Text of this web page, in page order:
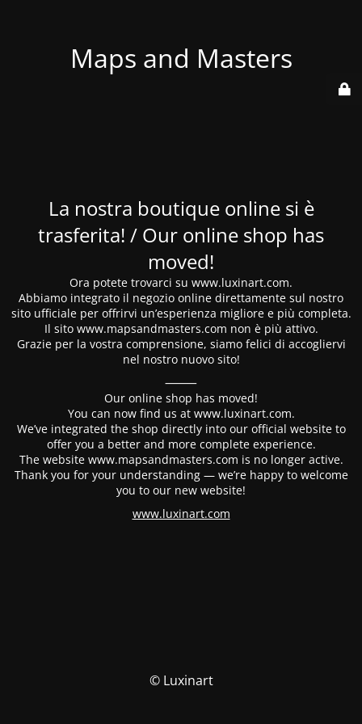
Maps and Masters
La nostra boutique online si è
trasferita! / Our online shop has
moved!
Ora potete trovarci su www.luxinart.com.
Abbiamo integrato il negozio online direttamente sul nostro
sito ufficiale per offrirvi un’esperienza migliore e più completa.
Il sito www.mapsandmasters.com non è più attivo.
Grazie per la vostra comprensione, siamo felici di accogliervi
nel nostro nuovo sito!
⸻
Our online shop has moved!
You can now find us at www.luxinart.com.
We’ve integrated the shop directly into our official website to
offer you a better and more complete experience.
The website www.mapsandmasters.com is no longer active.
Thank you for your understanding — we’re happy to welcome
you to our new website!
www.luxinart.com
© Luxinart